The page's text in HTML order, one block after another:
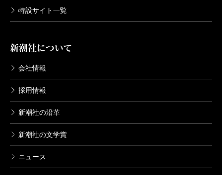
特設サイト一覧
新潮社について
会社情報
採用情報
新潮社の沿革
新潮社の文学賞
ニュース